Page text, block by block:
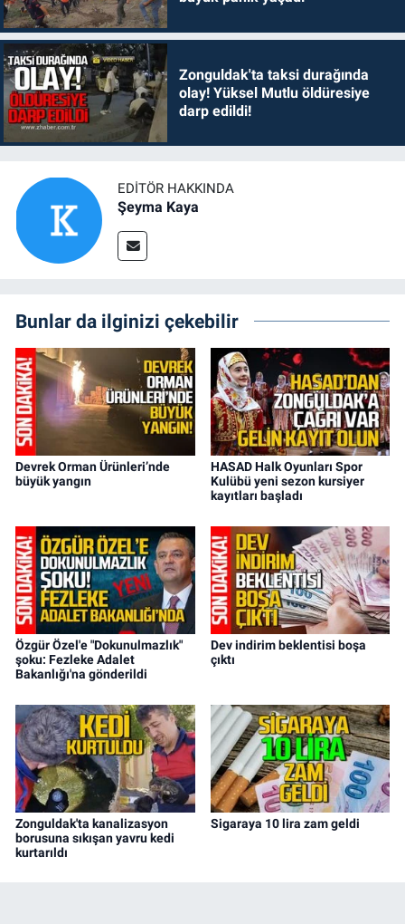
Zonguldak'ta taksi durağında
olay! Yüksel Mutlu öldüresiye
darp edildi!
EDITÖR HAKKINDA
Şeyma Kaya
Bunlar da ilginizi çekebilir
Devrek Orman Ürünleri’nde
büyük yangın
HASAD Halk Oyunları Spor
Kulübü yeni sezon kursiyer
kayıtları başladı
Özgür Özel'e "Dokunulmazlık"
şoku: Fezleke Adalet
Bakanlığı'na gönderildi
Dev indirim beklentisi boşa
çıktı
Zonguldak'ta kanalizasyon
borusuna sıkışan yavru kedi
kurtarıldı
Sigaraya 10 lira zam geldi